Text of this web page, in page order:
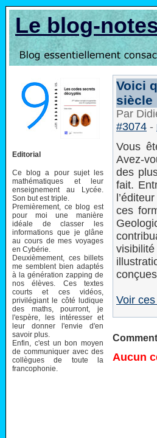
Le blog-
Editorial
Ce blog a pour sujet les
mathématiques et leur
enseignement au Lycée.
Son but est triple.
Premièrement, ce blog est
pour moi une manière
idéale de classer les
informations que je glâne
au cours de mes voyages
en Cybérie.
Deuxièmement, ces billets
me semblent bien adaptés
à la génération zapping de
nos élèves. Ces textes
courts et ces vidéos,
privilégiant le côté ludique
des maths, pourront, je
l'espère, les intéresser et
leur donner l'envie d'en
savoir plus.
Enfin, c'est un bon moyen
de communiquer avec des
collègues de toute la
francophonie.
Voici
siècle
Par
#3074 -
Vous
Avez-
des
fait.
ces
Voir
Aucun